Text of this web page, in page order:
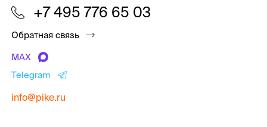
+7 495 776 65 03
Обратная связь
MAX
Telegram
info@pike.ru